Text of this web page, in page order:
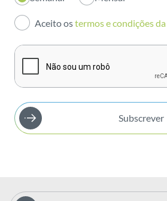
Investidores
Publicações
Aceito ostermos e condições
Subscrever